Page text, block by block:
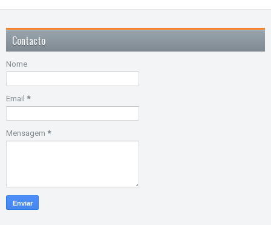
Contacto
Nome
Email *
Mensagem *